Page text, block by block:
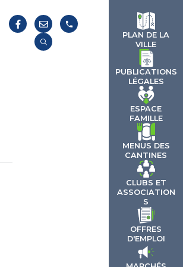
PLAN DE LA
VILLE
PUBLICATIONS
LÉGALES
ESPACE
FAMILLE
MENUS DES
CANTINES
CLUBS ET
ASSOCIATION
S
OFFRES
D'EMPLOI